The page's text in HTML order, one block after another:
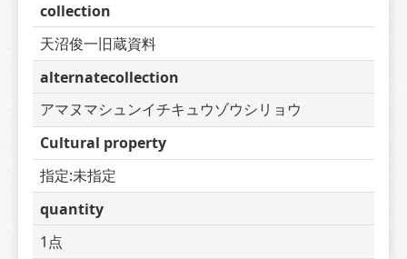
collection
天沼俊一旧蔵資料
alternatecollection
アマヌマシュンイチキュウゾウシリョウ
Cultural property
指定:未指定
quantity
1点